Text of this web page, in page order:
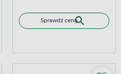
Palexia, 50 mg, 60 tabletek
Sprawdź cenę